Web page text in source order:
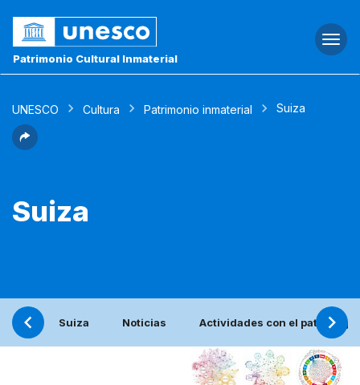
Patrimonio Cultural Inmaterial
UNESCO Cultura Patrimonio inmaterial Suiza
Suiza
Suiza Noticias Actividades con el patronage